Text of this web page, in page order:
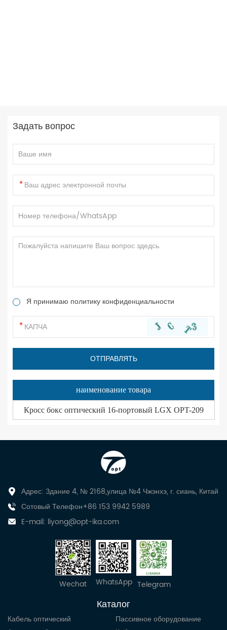
Задать вопрос
Я принимаю политику конфиденциальности
наименование товара
Кросс бокс оптический 16-портовый LGX OPT-209
Адрес: Здание 4, № 2168,улица №4 Чжэнхэ, г. сиань, Китай
Сотовый Телефон+86 153 9942 5989
E-mail: liyong@opt-ika.com
Wechat WhatsApp Telegram
Каталог
Кабель оптический
Пассивное оборудование